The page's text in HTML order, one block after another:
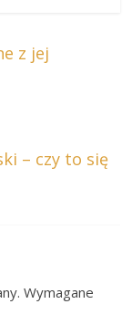
z jej
– czy to się
Wymagane